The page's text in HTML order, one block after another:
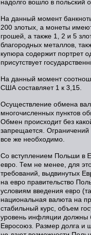
надолго вошло в польский
На данный момент
200 злотых, а монеты
грошей, а также 1, 2 и 5
благородных металлов,
купюра содержит портрет
присутствует
На данный момент
США составляет 1 к 3,15.
Осуществление обмена
многочисленных пунктов
Обмен происходит без
запрещается. Ограничений
все же необходимо.
Со вступлением Польши в
евро. Тем не менее, для
требований, выдвинутых
на евро правительство
условиям введения евро
национальная валюта на
стабильный курс, объем
уровень инфляции должны
Евросоюз. Размер долга и